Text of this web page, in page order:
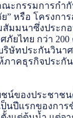
ะกรรมการกำ
” หรือ โครงก
มมนาซึ่งประ
ไทย กว่า
ริษัทประกันวินา
ภาคธุรกิจปร
น์ของประชา
นปีแรกของก